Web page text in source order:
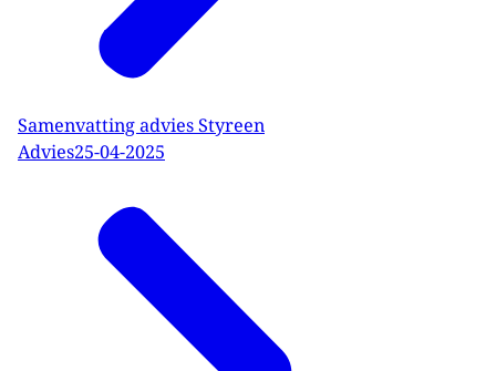
Samenvatting advies Styreen
Advies25-04-2025